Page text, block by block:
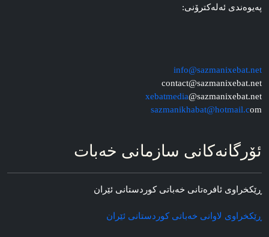
په‌یوه‌ندی ئه‌له‌کترۆنی:
info@sazmanixebat.net
contact@sazmanixebat.net
xebatmedia@sazmanixebat.net
sazmanikhabat@hotmail.com
ئۆرگانه‌کانی سازمانی خه‌بات
ڕێکخراوی ئافره‌تانی خه‌باتی کوردستانی ئێران
ڕێکخراوی لاوانی خه‌باتی کوردستانی ئێران